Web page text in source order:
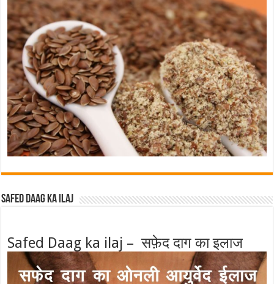
Safed Daag ka ilaj
Safed Daag ka ilaj – सफ़ेद दाग का इलाज